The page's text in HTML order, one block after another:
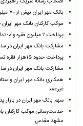
بانک مهر ایران بیش از ۷۰ میلیارد تومان به برنامه‌های مسئولیت اجتماعی اختصاص داد
موکب کارکنان بانک مهر
پرداخت ۲ میلیون فقره وام؛ تداوم پیشتازی بانک مهر ایران در پرداخت وام قرض‌الحسنه
مشارکت بانک مهر ایران در ساخت مدرسه ۱۲ کلاسه
پرداخت حدود ۱۵هزار فقره تسهیلات ازدواج و فرزندآوری توسط بانک مهر ایران
مشارکت بانک مهر ایران در
همکاری بانک مهر ایران و
غیرعمد
سهم بانک مهر ایران در بازار پذیرندگی
خدمت‌رسانی موکب کارکنان
مشهد مقدس